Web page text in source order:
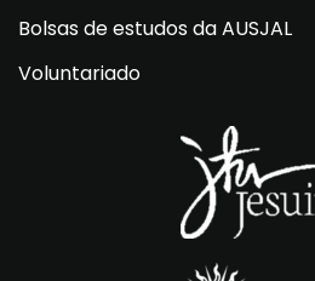
Bolsas de estudos da AUSJAL
Voluntariado